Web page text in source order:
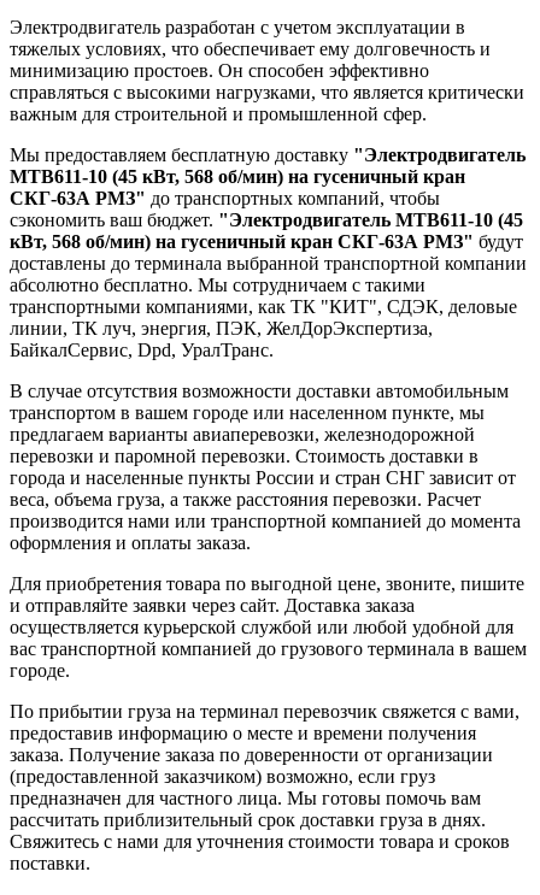
Электродвигатель разработан с учетом эксплуатации в
тяжелых условиях, что обеспечивает ему долговечность и
минимизацию простоев. Он способен эффективно
справляться с высокими нагрузками, что является критически
важным для строительной и промышленной сфер.
Мы предоставляем бесплатную доставку "Электродвигатель
МТВ611-10 (45 кВт, 568 об/мин) на гусеничный кран
СКГ-63А РМЗ" до транспортных компаний, чтобы
сэкономить ваш бюджет. "Электродвигатель МТВ611-10 (45
кВт, 568 об/мин) на гусеничный кран СКГ-63А РМЗ" будут
доставлены до терминала выбранной транспортной компании
абсолютно бесплатно. Мы сотрудничаем с такими
транспортными компаниями, как ТК "КИТ", СДЭК, деловые
линии, ТК луч, энергия, ПЭК, ЖелДорЭкспертиза,
БайкалСервис, Dpd, УралТранс.
В случае отсутствия возможности доставки автомобильным
транспортом в вашем городе или населенном пункте, мы
предлагаем варианты авиаперевозки, железнодорожной
перевозки и паромной перевозки. Стоимость доставки в
города и населенные пункты России и стран СНГ зависит от
веса, объема груза, а также расстояния перевозки. Расчет
производится нами или транспортной компанией до момента
оформления и оплаты заказа.
Для приобретения товара по выгодной цене, звоните, пишите
и отправляйте заявки через сайт. Доставка заказа
осуществляется курьерской службой или любой удобной для
вас транспортной компанией до грузового терминала в вашем
городе.
По прибытии груза на терминал перевозчик свяжется с вами,
предоставив информацию о месте и времени получения
заказа. Получение заказа по доверенности от организации
(предоставленной заказчиком) возможно, если груз
предназначен для частного лица. Мы готовы помочь вам
рассчитать приблизительный срок доставки груза в днях.
Свяжитесь с нами для уточнения стоимости товара и сроков
поставки.